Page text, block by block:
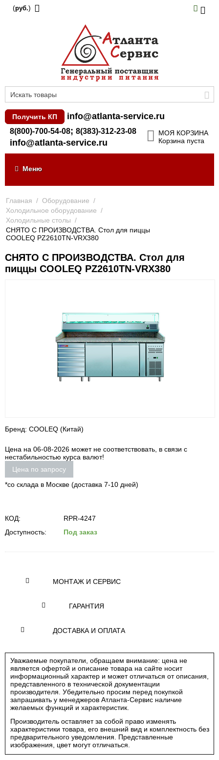
(руб.)
Получить КП info@atlanta-service.ru
8(800)-700-54-08; 8(383)-312-23-08
info@atlanta-service.ru
МОЯ КОРЗИНА
Корзина пуста
Меню
Главная / Оборудование /
Холодильное оборудование /
Холодильные столы /
СНЯТО С ПРОИЗВОДСТВА. Стол для пиццы
COOLEQ PZ2610TN-VRX380
СНЯТО С ПРОИЗВОДСТВА. Стол для
пиццы COOLEQ PZ2610TN-VRX380
Бренд: COOLEQ (Китай)
Цена на 06-08-2026 может не соответствовать, в связи с
нестабильностью курса валют!
Цена по запросу
*со склада в Москве (доставка 7-10 дней)
КОД:
RPR-4247
Доступность:
Под заказ
МОНТАЖ И СЕРВИС
ГАРАНТИЯ
ДОСТАВКА И ОПЛАТА
Уважаемые покупатели, обращаем внимание: цена не
является офертой и описание товара на сайте носит
информационный характер и может отличаться от описания,
представленного в технической документации
производителя. Убедительно просим перед покупкой
запрашивать у менеджеров Атланта-Сервис наличие
желаемых функций и характеристик.
Производитель оставляет за собой право изменять
характеристики товара, его внешний вид и комплектность без
предварительного уведомления. Представленные
изображения, цвет могут отличаться.